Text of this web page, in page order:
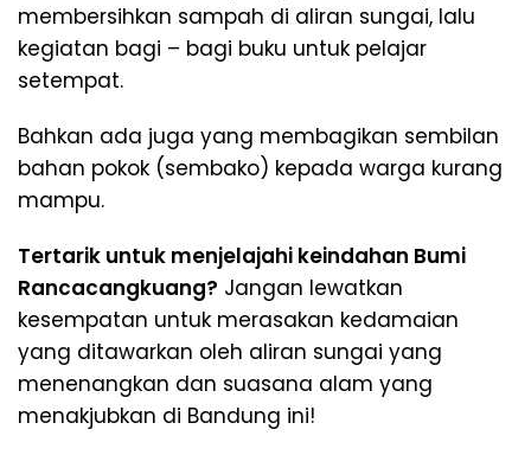
membersihkan sampah di aliran sungai, lalu
kegiatan bagi – bagi buku untuk pelajar
setempat.
Bahkan ada juga yang membagikan sembilan
bahan pokok (sembako) kepada warga kurang
mampu.
Tertarik untuk menjelajahi keindahan Bumi
Rancacangkuang? Jangan lewatkan
kesempatan untuk merasakan kedamaian
yang ditawarkan oleh aliran sungai yang
menenangkan dan suasana alam yang
menakjubkan di Bandung ini!